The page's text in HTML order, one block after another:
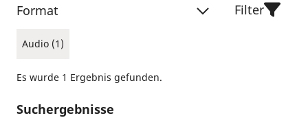
Format
Audio (1)
Filter
Es wurde 1 Ergebnis gefunden.
Suchergebnisse